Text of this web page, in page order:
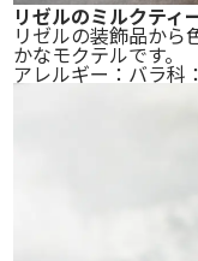
リゼルのミルクティ
リゼルの装飾品から
かなモクテルです。
アレルギー：バラ科